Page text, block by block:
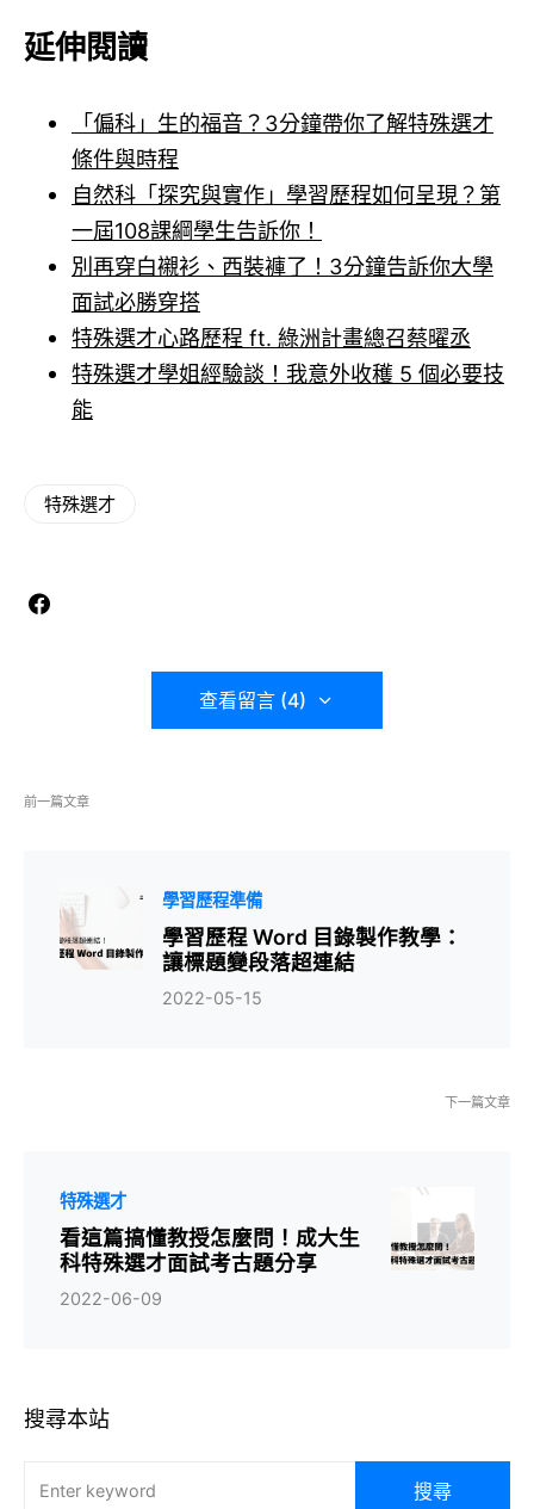
延伸閱讀
「偏科」生的福音？3分鐘帶你了解特殊選才
條件與時程
自然科「探究與實作」學習歷程如何呈現？第
一屆108課綱學生告訴你！
別再穿白襯衫、西裝褲了！3分鐘告訴你大學
面試必勝穿搭
特殊選才心路歷程 ft. 綠洲計畫總召蔡曜丞
特殊選才學姐經驗談！我意外收穫 5 個必要技
能
特殊選才
查看留言 (4)
前一篇文章
學習歷程準備
學習歷程 Word 目錄製作教學：
讓標題變段落超連結
2022-05-15
下一篇文章
特殊選才
看這篇搞懂教授怎麼問！成大生
科特殊選才面試考古題分享
2022-06-09
搜尋本站
搜尋